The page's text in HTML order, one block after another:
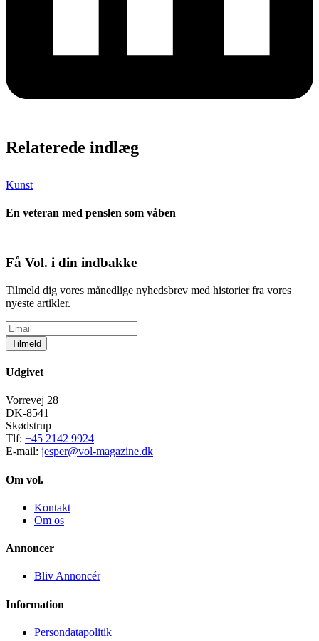
Relaterede indlæg
Kunst
En veteran med penslen som våben
Få Vol. i din indbakke
Tilmeld dig vores månedlige nyhedsbrev med historier fra vores
nyeste artikler.
Tilmeld
Udgivet
Vorrevej 28
DK-8541
Skødstrup
Tlf: +45 2142 9924
E-mail: jesper@vol-magazine.dk
Om vol.
Kontakt
Om os
Annoncer
Bliv Annoncér
Information
Persondatapolitik